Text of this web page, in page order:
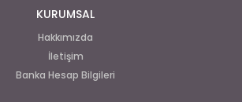
KURUMSAL
Hakkımızda
İletişim
Banka Hesap Bilgileri